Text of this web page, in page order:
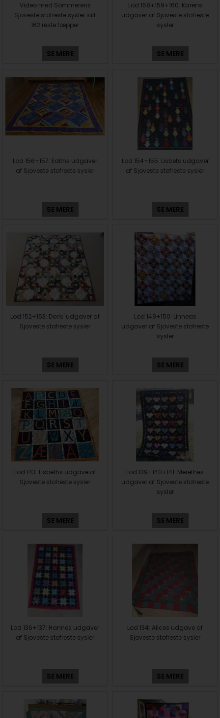
Video med Sommerens
Sjoveste stofreste sysler ialt
162 reste tæpper
SE MERE
Lod 158+159+160: Karens
udgaver af Sjoveste stofreste
sysler
SE MERE
Lod 156+157: Ediths udgaver
af Sjoveste stofreste sysler
SE MERE
Lod 154+155: Lisbets udgaver
af Sjoveste stofreste sysler
SE MERE
Lod 152+153: Doris' udgaver af
Sjoveste stofreste sysler
SE MERE
Lod 149+150: Linneas
udgaver af Sjoveste stofreste
sysler
SE MERE
Lod 143: Lisbeths udgave af
Sjoveste stofreste sysler
SE MERE
Lod 139+140+141: Merethes
udgaver af Sjoveste stofreste
sysler
SE MERE
Lod 136+137: Hannes udgaver
af Sjoveste stofreste sysler
SE MERE
Lod 134: Alices udgave af
Sjoveste stofreste sysler
SE MERE